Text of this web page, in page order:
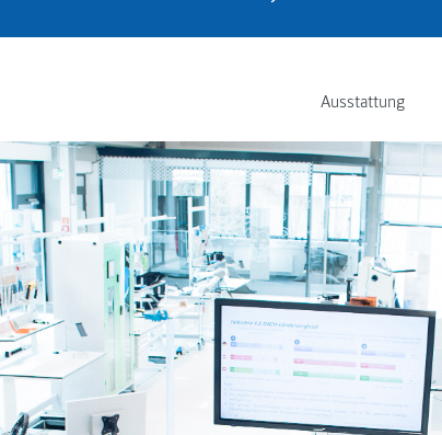
Ausstattung